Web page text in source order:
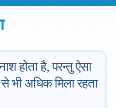
होता है, परन्तु ऐसा
भी अधिक मिला रहता